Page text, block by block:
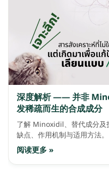
深度解析 —— 并非
发稀疏而生的合成成分
了解 Minoxidil、替代成分
缺点、作用机制与适用方法。
阅读更多 »